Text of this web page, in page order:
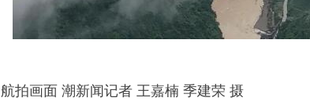
航拍画面 潮新闻记者 王嘉楠 季建荣 摄